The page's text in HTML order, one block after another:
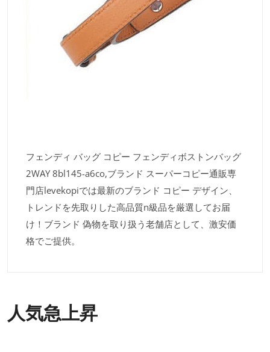
フェンディ バッグ コピー フェンディボストンバッグ
2WAY 8bl145-a6co,ブランド スーパーコピー通販専
門店levekopiでは最新のブランド コピー デザイン、
トレンドを先取りした高品質n級品を厳選してお届
け！ブランド 偽物を取り扱う老舗店として、激安価
格でご提供。
人気急上昇